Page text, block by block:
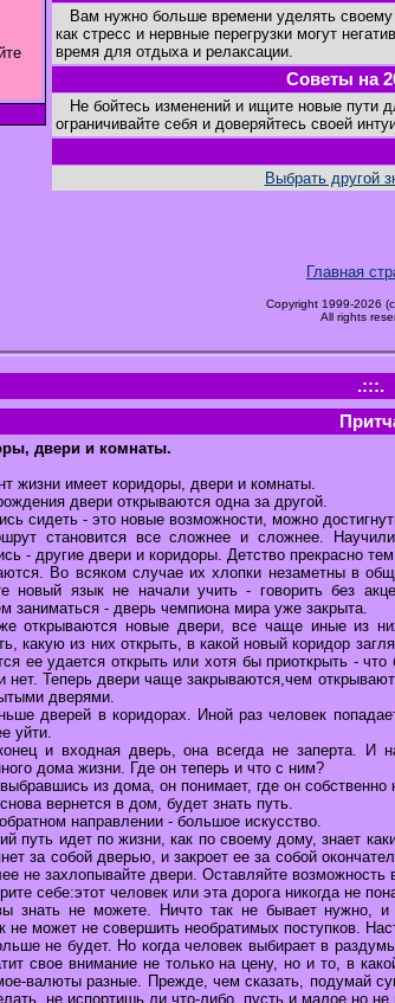
Вам нужно больше времени уделять своему
как стресс и нервные перегрузки могут
время для отдыха и релаксации.
Советы на
Не бойтесь изменений и ищите новые пути
ограничивайте себя и доверяйтесь своей
Выбрать другой
Главная
Copyright 1999-2026
All rights
.:::.
двери и комнаты.
жизни имеет коридоры, двери и комнаты.
двери открываются одна за другой.
сидеть - это новые возможности, можно
становится все сложнее и сложнее.
- другие двери и коридоры. Детство прекрасно
Во всяком случае их хлопки незаметны в
новый язык не начали учить - говорить без
заниматься - дверь чемпиона мира уже закрыта.
открываются новые двери, все чаще иные из
какую из них открыть, в какой новый коридор
ее удается открыть или хотя бы приоткрыть -
нет. Теперь двери чаще закрываются,чем
дверями.
дверей в коридорах. Иной раз человек
уйти.
и входная дверь, она всегда не заперта. И
дома жизни. Где он теперь и что с ним?
из дома, он понимает, где он собственно
вернется в дом, будет знать путь.
направлении - большое искусство.
путь идет по жизни, как по своему дому, знает
за собой дверью, и закроет ее за собой
не захлопывайте двери. Оставляйте возможность
себе:этот человек или эта дорога никогда не
знать не можете. Ничто так не бывает нужно, и
не может не совершить необратимых поступков.
не будет. Но когда человек выбирает в
свое внимание не только на цену, но и то, в
валюты разные. Прежде, чем сказать, подумай
не испортишь ли что-либо, пусть и малое,но не